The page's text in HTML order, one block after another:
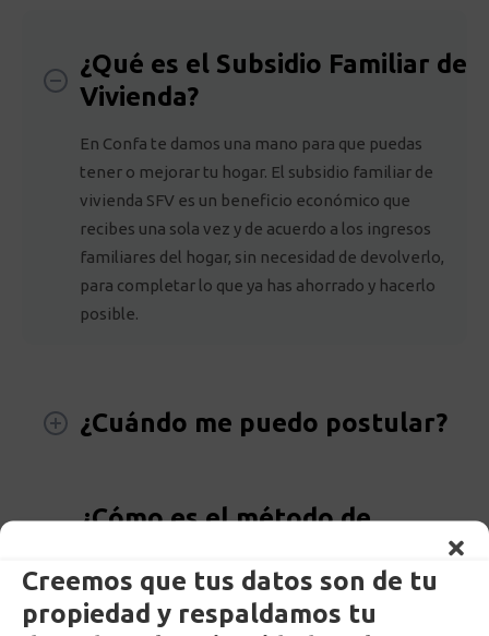
Creemos que tus datos son de tu
propiedad y respaldamos tu
¿Qué es el Subsidio Familiar de
Vivienda?
En Confa te damos una mano para que puedas
tener o mejorar tu hogar. El subsidio familiar de
vivienda SFV es un beneficio económico que
recibes una sola vez y de acuerdo a los ingresos
familiares del hogar, sin necesidad de devolverlo,
para completar lo que ya has ahorrado y hacerlo
posible.
¿Cuándo me puedo postular?
¿Cómo es el método de
asignación del subsidio?¿es un
sorteo que hacen? ¿Es una
selección de hogares?